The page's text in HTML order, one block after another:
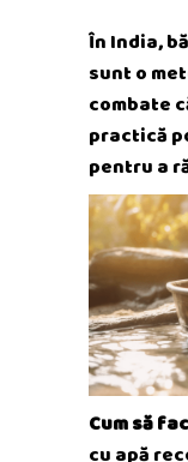
În India,
sunt o
combate
practică
pentru a
Cum să
cu apă